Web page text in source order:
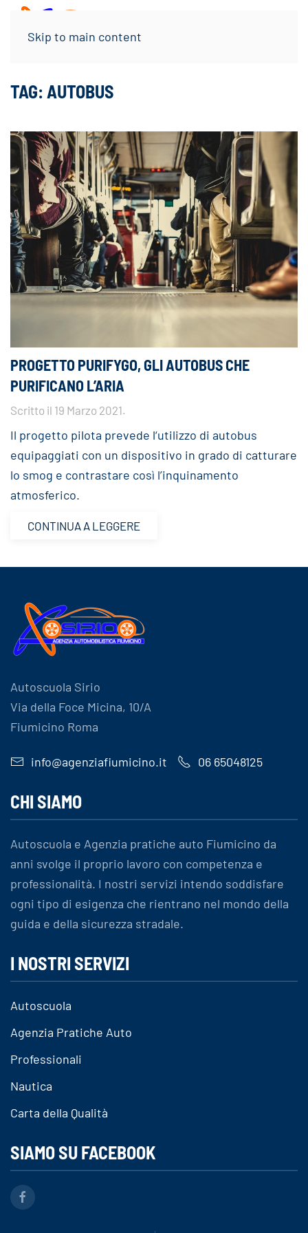
Skip to main content
TAG: AUTOBUS
PROGETTO PURIFYGO, GLI AUTOBUS CHE
PURIFICANO L’ARIA
Scritto il 19 Marzo 2021.
Il progetto pilota prevede l‘utilizzo di autobus
equipaggiati con un dispositivo in grado di catturare
lo smog e contrastare così l’inquinamento
atmosferico.
CONTINUA A LEGGERE
Autoscuola Sirio
Via della Foce Micina, 10/A
Fiumicino Roma
info@agenziafiumicino.it 06 65048125
CHI SIAMO
Autoscuola e Agenzia pratiche auto Fiumicino da
anni svolge il proprio lavoro con competenza e
professionalità. I nostri servizi intendo soddisfare
ogni tipo di esigenza che rientrano nel mondo della
guida e della sicurezza stradale.
I NOSTRI SERVIZI
Autoscuola
Agenzia Pratiche Auto
Professionali
Nautica
Carta della Qualità
SIAMO SU FACEBOOK